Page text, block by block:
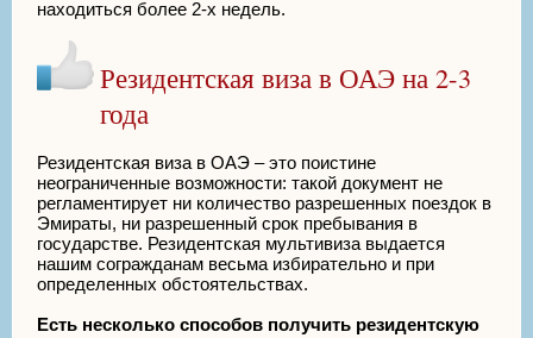
находиться более 2-х недель.
Резидентская виза в ОАЭ на 2-3
года
Резидентская виза в ОАЭ – это поистине
неограниченные возможности: такой документ не
регламентирует ни количество разрешенных поездок в
Эмираты, ни разрешенный срок пребывания в
государстве. Резидентская мультивиза выдается
нашим согражданам весьма избирательно и при
определенных обстоятельствах.
Есть несколько способов получить резидентскую